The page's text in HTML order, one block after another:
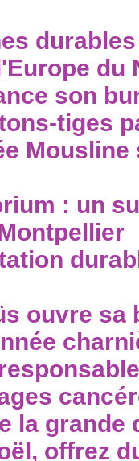
du
son
tiges
: un
ouvre sa
la grande
offrez